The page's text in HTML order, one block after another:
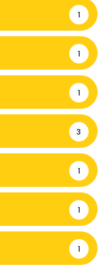
1
1
1
3
1
1
1